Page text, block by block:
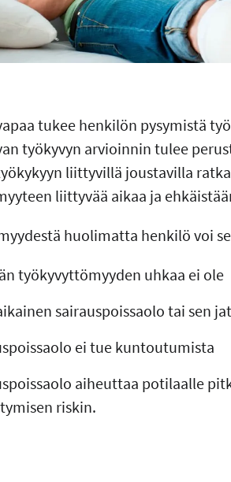
tukee henkilön pysymistä
työkyvyn arvioinnin tulee
liittyvillä joustavilla
liittyvää aikaa ja
huolimatta henkilö voi
työkyvyttömyyden uhkaa ei ole
sairauspoissaolo tai sen
ei tue kuntoutumista
aiheuttaa potilaalle
riskin.